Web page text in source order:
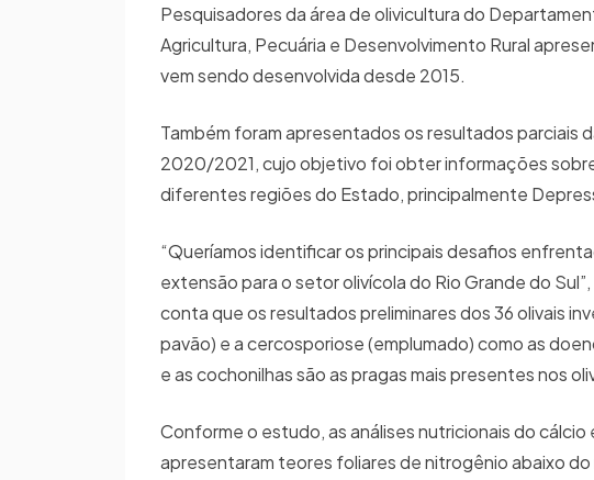
Pesquisadores da área de olivicultura do
Agricultura, Pecuária e Desenvolvimento Rural
vem sendo desenvolvida desde 2015.
Também foram apresentados os resultados parciais
2020/2021, cujo objetivo foi obter informações
diferentes regiões do Estado, principalmente
“Queríamos identificar os principais desafios
extensão para o setor olivícola do Rio Grande do
conta que os resultados preliminares dos 36 olivais
pavão) e a cercosporiose (emplumado) como as
e as cochonilhas são as pragas mais presentes nos
Conforme o estudo, as análises nutricionais do
apresentaram teores foliares de nitrogênio abaixo